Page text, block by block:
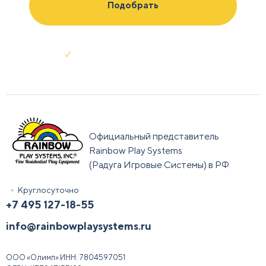
Официальный представитель
Rainbow Play Systems
(Радуга Игровые Системы) в РФ
Круглосуточно
+7 495 127-18-55
info@rainbowplaysystems.ru
ООО «Олимп» ИНН: 7804597051